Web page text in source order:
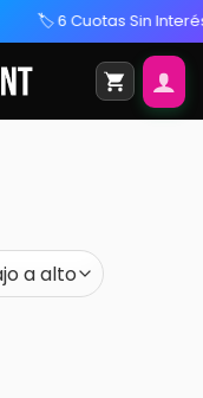
🏷️ 6 Cuotas Sin Interés